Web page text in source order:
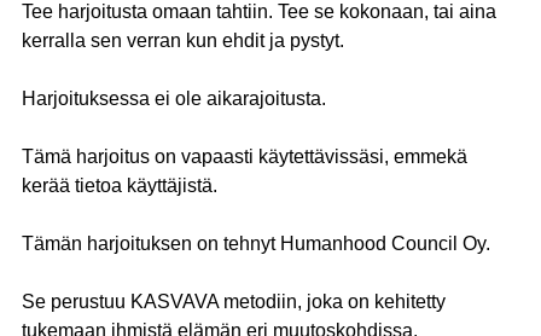
Tee harjoitusta omaan tahtiin. Tee se kokonaan, tai aina
kerralla sen verran kun ehdit ja pystyt.
Harjoituksessa ei ole aikarajoitusta.
Tämä harjoitus on vapaasti käytettävissäsi, emmekä
kerää tietoa käyttäjistä.
Tämän harjoituksen on tehnyt Humanhood Council Oy.
Se perustuu KASVAVA metodiin, joka on kehitetty
tukemaan ihmistä elämän eri muutoskohdissa.